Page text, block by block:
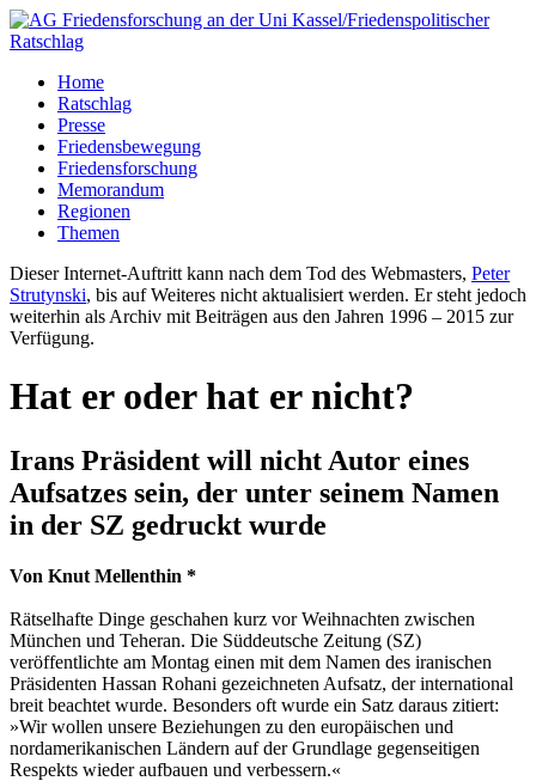
Home
Ratschlag
Presse
Friedensbewegung
Friedensforschung
Memorandum
Regionen
Themen
Dieser Internet-Auftritt kann nach dem Tod des Webmasters, Peter
Strutynski, bis auf Weiteres nicht aktualisiert werden. Er steht jedoch
weiterhin als Archiv mit Beiträgen aus den Jahren 1996 – 2015 zur
Verfügung.
Hat er oder hat er nicht?
Irans Präsident will nicht Autor eines
Aufsatzes sein, der unter seinem Namen
in der SZ gedruckt wurde
Von Knut Mellenthin *
Rätselhafte Dinge geschahen kurz vor Weihnachten zwischen
München und Teheran. Die Süddeutsche Zeitung (SZ)
veröffentlichte am Montag einen mit dem Namen des iranischen
Präsidenten Hassan Rohani gezeichneten Aufsatz, der international
breit beachtet wurde. Besonders oft wurde ein Satz daraus zitiert:
»Wir wollen unsere Beziehungen zu den europäischen und
nordamerikanischen Ländern auf der Grundlage gegenseitigen
Respekts wieder aufbauen und verbessern.«